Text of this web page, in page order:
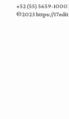
+52 (55) 5659-1000
©2023 https://